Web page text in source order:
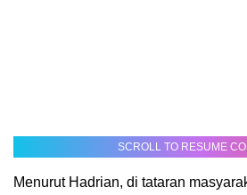
SCROLL TO RESUME
Menurut Hadrian, di tataran